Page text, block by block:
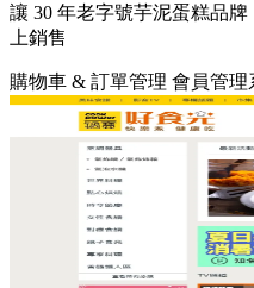
讓 30 年老字號芋泥蛋糕品
上銷售
購物車 & 訂單管理 會員管理